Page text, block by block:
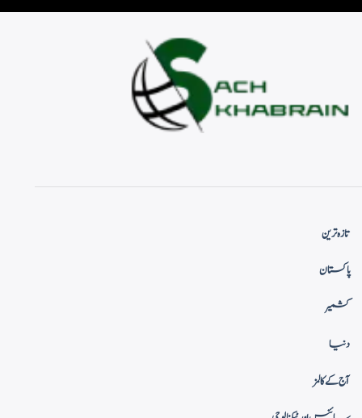
تازہ ترین
پاکستان
کشمیر
دنیا
آج کے کالمز